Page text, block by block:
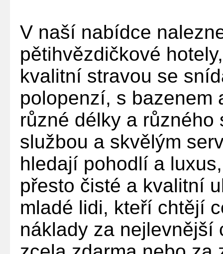
V naší nabídce
pětihvězdičkové
kvalitní stravou se
polopenzí, s bazenem
různé délky a
službou a skvělým
hledají pohodlí a
přesto čisté a kvalitní
mladé lidi, kteří chtějí
náklady za nejlevnější